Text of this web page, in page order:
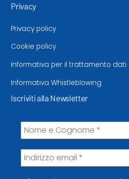
Privacy
Privacy policy
Cookie policy
Informativa per il trattamento dati
Informativa Whistleblowing
Iscriviti alla Newsletter